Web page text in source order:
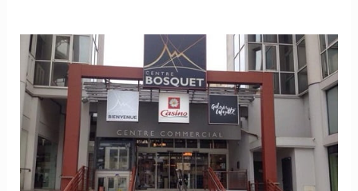
Pau
Le
groupe
Essor
nouveau
propriétaire